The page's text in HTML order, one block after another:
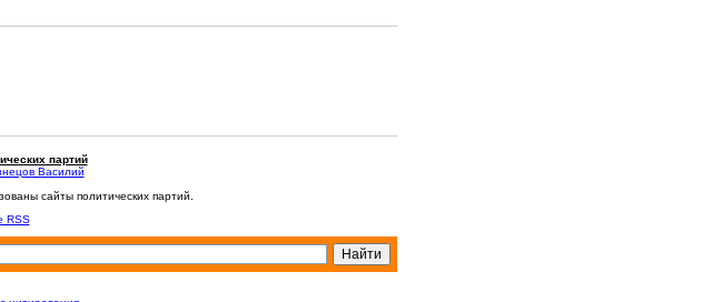
партий
Василий
сайты политических партий.
RSS